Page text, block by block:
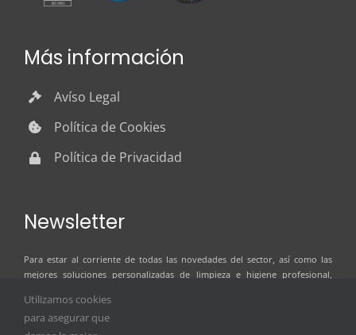
Más información
Avíso Legal
Política de Cookies
Política de Privacidad
Newsletter
Para estar al corriente de todas las novedades del sector, así como las
mejores soluciones personalizadas de limpieza e higiene profesional,
Utilizamos cookies
para asegurar que